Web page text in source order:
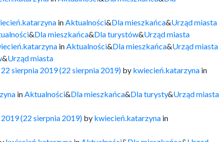
inAktualności&Dla mieszkańca&Urząd miasta
&Dla mieszkańca&Dla turystów&Urząd miasta
inAktualności&Dla mieszkańca&Urząd miasta
&Urząd miasta
22 sierpnia 2019(22 sierpnia 2019) by kwiecień.katarzyna in
inAktualności&Dla mieszkańca&Dla turysty&Urząd miasta
2019(22 sierpnia 2019) by kwiecień.katarzyna in